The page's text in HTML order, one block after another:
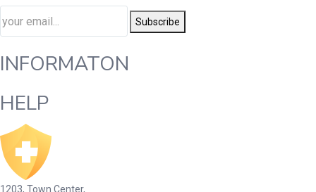
Subscribe
INFORMATON
HELP
1203, Town Center,